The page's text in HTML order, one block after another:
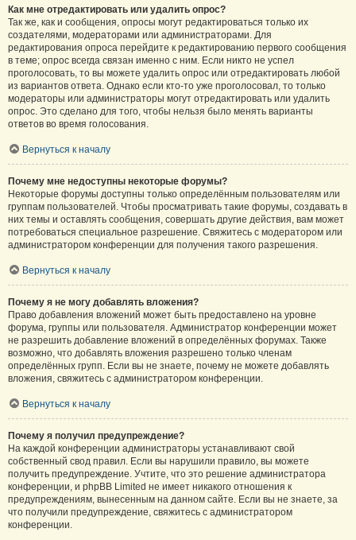
Как мне отредактировать или удалить опрос?
Так же, как и сообщения, опросы могут редактироваться только их
создателями, модераторами или администраторами. Для
редактирования опроса перейдите к редактированию первого сообщения
в теме; опрос всегда связан именно с ним. Если никто не успел
проголосовать, то вы можете удалить опрос или отредактировать любой
из вариантов ответа. Однако если кто-то уже проголосовал, то только
модераторы или администраторы могут отредактировать или удалить
опрос. Это сделано для того, чтобы нельзя было менять варианты
ответов во время голосования.
Вернуться к началу
Почему мне недоступны некоторые форумы?
Некоторые форумы доступны только определённым пользователям или
группам пользователей. Чтобы просматривать такие форумы, создавать в
них темы и оставлять сообщения, совершать другие действия, вам может
потребоваться специальное разрешение. Свяжитесь с модератором или
администратором конференции для получения такого разрешения.
Вернуться к началу
Почему я не могу добавлять вложения?
Право добавления вложений может быть предоставлено на уровне
форума, группы или пользователя. Администратор конференции может
не разрешить добавление вложений в определённых форумах. Также
возможно, что добавлять вложения разрешено только членам
определённых групп. Если вы не знаете, почему не можете добавлять
вложения, свяжитесь с администратором конференции.
Вернуться к началу
Почему я получил предупреждение?
На каждой конференции администраторы устанавливают свой
собственный свод правил. Если вы нарушили правило, вы можете
получить предупреждение. Учтите, что это решение администратора
конференции, и phpBB Limited не имеет никакого отношения к
предупреждениям, вынесенным на данном сайте. Если вы не знаете, за
что получили предупреждение, свяжитесь с администратором
конференции.